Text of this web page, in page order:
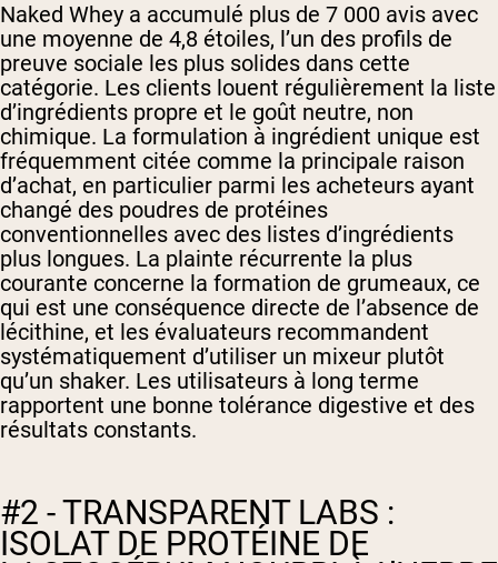
Naked Whey a accumulé plus de 7 000 avis avec
une moyenne de 4,8 étoiles, l’un des profils de
preuve sociale les plus solides dans cette
catégorie. Les clients louent régulièrement la liste
d’ingrédients propre et le goût neutre, non
chimique. La formulation à ingrédient unique est
fréquemment citée comme la principale raison
d’achat, en particulier parmi les acheteurs ayant
changé des poudres de protéines
conventionnelles avec des listes d’ingrédients
plus longues. La plainte récurrente la plus
courante concerne la formation de grumeaux, ce
qui est une conséquence directe de l’absence de
lécithine, et les évaluateurs recommandent
systématiquement d’utiliser un mixeur plutôt
qu’un shaker. Les utilisateurs à long terme
rapportent une bonne tolérance digestive et des
résultats constants.
#2 - TRANSPARENT LABS :
ISOLAT DE PROTÉINE DE